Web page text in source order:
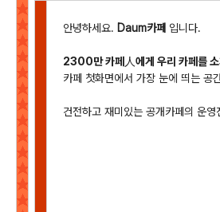
안녕하세요. Daum카페 입니다.
2300만 카페人에게 우리 카페를 소
카페 첫화면에서 가장 눈에 띄는 공
건전하고 재미있는 공개카페의 운